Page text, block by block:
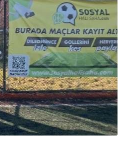
spor41
#kocaelispor